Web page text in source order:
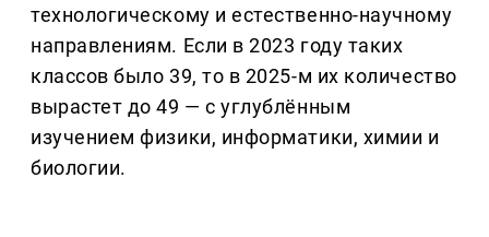
технологическому и естественно-научному
направлениям. Если в 2023 году таких
классов было 39, то в 2025-м их количество
вырастет до 49 — с углублённым
изучением физики, информатики, химии и
биологии.